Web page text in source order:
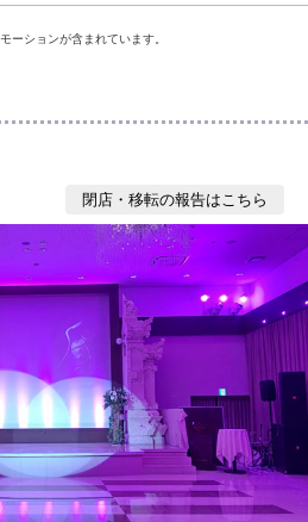
ーションが含まれています。
閉店・移転の報告はこちら